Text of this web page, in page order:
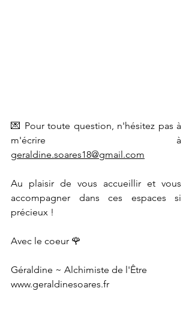
💌 Pour toute question, n'hésitez pas à
geraldine.soares18@gmail.com
Au plaisir de vous accueillir et vous
accompagner dans ces espaces si
précieux !
Avec le coeur 🌹
Géraldine ~ Alchimiste de l'Être
www.geraldinesoares.fr